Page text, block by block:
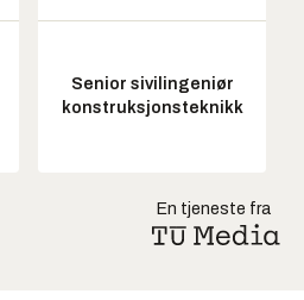
Senior sivilingeniør
konstruksjonsteknikk
En tjeneste fra